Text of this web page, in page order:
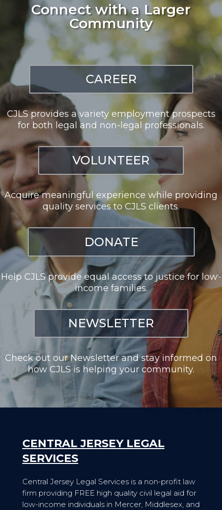
Connect with a Larger
Community
CAREER
CJLS provides a variety employment prospects
for both legal and non-legal professionals.
VOLUNTEER
Acquire meaningful experience while providing
quality services to CJLS clients.
DONATE
Help CJLS provide equal access to justice for low-
income families.
NEWSLETTER
Check out our Newsletter and stay informed on
how CJLS is helping your community.
CENTRAL JERSEY LEGAL
SERVICES
Central Jersey Legal Services is a non-profit law
firm providing FREE high quality civil legal aid for
low-income individuals in Mercer, Middlesex, and